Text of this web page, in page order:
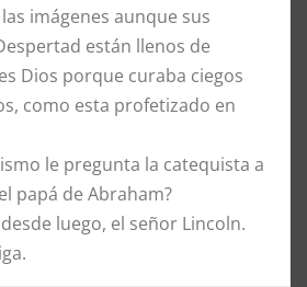
imágenes aunque sus
están llenos de
Dios porque curaba ciegos
como esta profetizado en
le pregunta la catequista a
papá de Abraham?
luego, el señor Lincoln.